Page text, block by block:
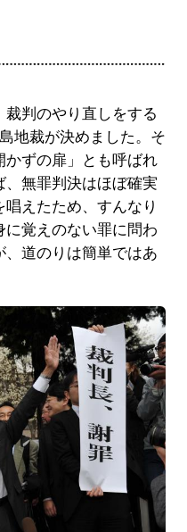
判のやり直しをする
地裁が決めました。そ
ずの扉」とも呼ばれ
無罪判決はほぼ確実
えたため、すんなり
に覚えのない罪に問わ
道のりは簡単ではあ